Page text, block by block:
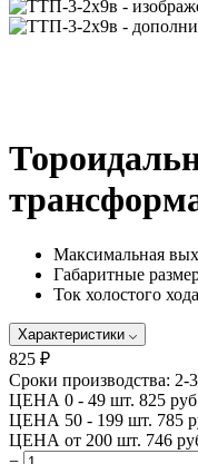
Максимальная
Габаритные
Ток холостого
Характеристики
825 ₽
Сроки производства: 2-
ЦЕНА 0 - 49 шт. 825
ЦЕНА 50 - 199 шт. 785
ЦЕНА от 200 шт. 746